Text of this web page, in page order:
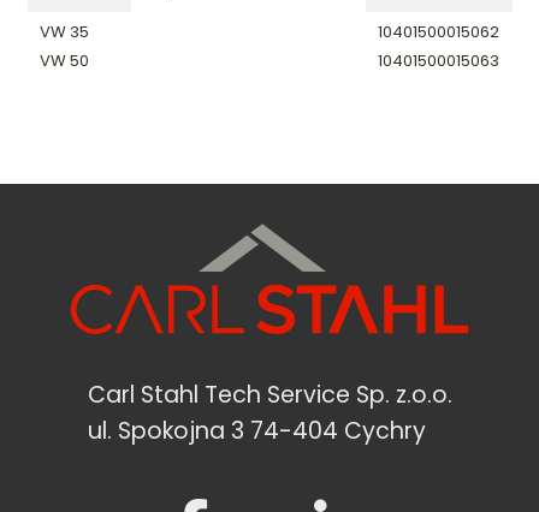
VW 35
VW 50
10401500015062
10401500015063
Carl Stahl Tech Service Sp. z.o.o.
ul. Spokojna 3 74-404 Cychry